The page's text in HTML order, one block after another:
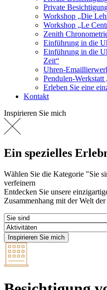
Private
Workshop „Die
Workshop „Le
Zenith
Einführung in die
Einführung in die
Zeit“
Uhren-
Pendulen-
Erleben Sie eine
Kontakt
Inspirieren Sie mich
Ein spezielles
Wählen Sie die Kategorie "Sie
verfeinern
Entdecken Sie unsere
Zusammenhang mit der Welt